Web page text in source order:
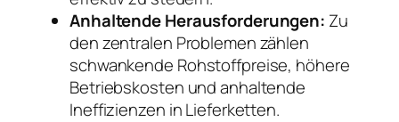
Anhaltende Herausforderungen: Zu
den zentralen Problemen zählen
schwankende Rohstoffpreise, höhere
Betriebskosten und anhaltende
Ineffizienzen in Lieferketten.